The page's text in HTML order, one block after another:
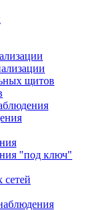
щитов
"под ключ"